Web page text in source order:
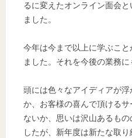
るに変えたオンライン面会
ました。
今年は今まで以上に学ぶこ
ました。それを今後の業務
頭には色々なアイディアが
か、お客様の喜んで頂ける
ないか、思いは沢山あるも
したが、新年度は新たな取